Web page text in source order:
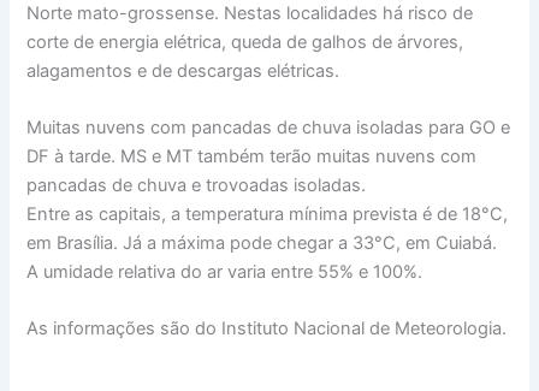
Norte mato-grossense. Nestas localidades há risco de
corte de energia elétrica, queda de galhos de árvores,
alagamentos e de descargas elétricas.
Muitas nuvens com pancadas de chuva isoladas para GO e
DF à tarde. MS e MT também terão muitas nuvens com
pancadas de chuva e trovoadas isoladas.
Entre as capitais, a temperatura mínima prevista é de 18°C,
em Brasília. Já a máxima pode chegar a 33°C, em Cuiabá.
A umidade relativa do ar varia entre 55% e 100%.
As informações são do Instituto Nacional de Meteorologia.